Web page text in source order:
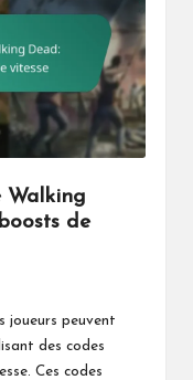
Walking
de
joueurs peuvent
des codes
Ces codes